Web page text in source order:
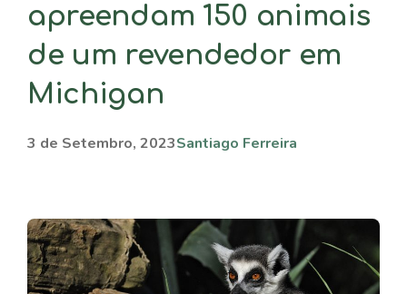
apreendam 150 animais
de um revendedor em
Michigan
3 de Setembro, 2023Santiago Ferreira